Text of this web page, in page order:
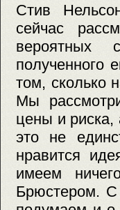
Стив
сейчас
вероятных
полученного
том, сколько
Мы
цены и
это не
нравится
имеем
Брюстером.